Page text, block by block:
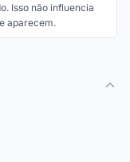
Isso não influencia
aparecem.